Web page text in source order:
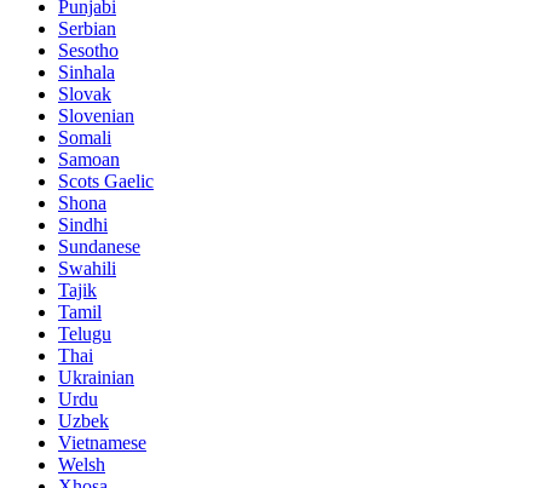
Punjabi
Serbian
Sesotho
Sinhala
Slovak
Slovenian
Somali
Samoan
Scots Gaelic
Shona
Sindhi
Sundanese
Swahili
Tajik
Tamil
Telugu
Thai
Ukrainian
Urdu
Uzbek
Vietnamese
Welsh